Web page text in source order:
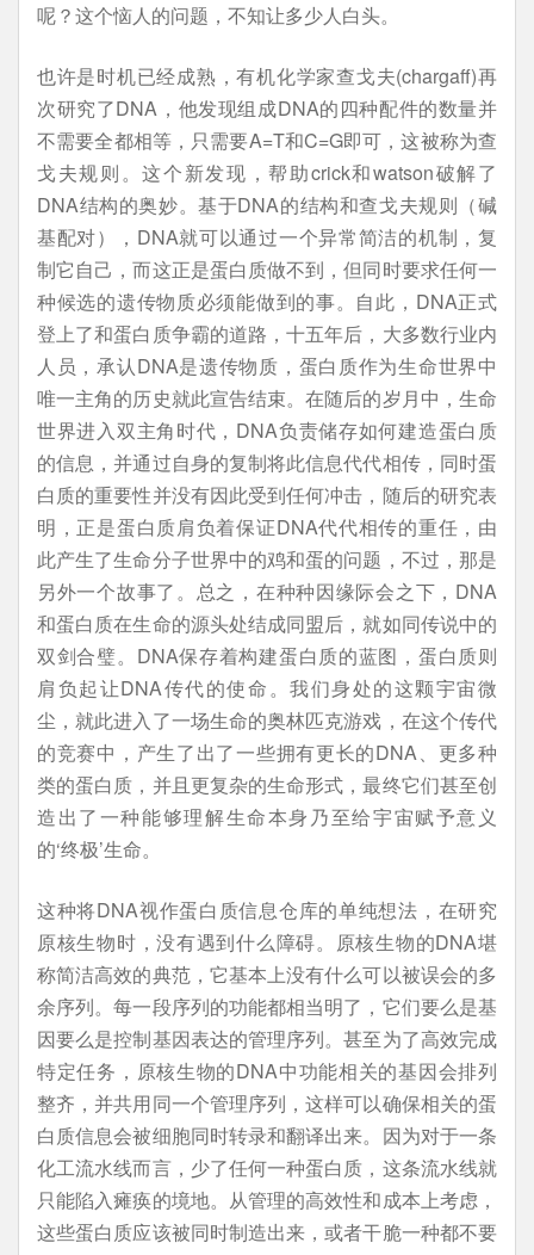
呢？这个恼人的问题，不知让多少人白头。
也许是时机已经成熟，有机化学家查戈夫(chargaff)再
次研究了DNA，他发现组成DNA的四种配件的数量并
不需要全都相等，只需要A=T和C=G即可，这被称为查
戈夫规则。这个新发现，帮助crick和watson破解了
DNA结构的奥妙。基于DNA的结构和查戈夫规则（碱
基配对），DNA就可以通过一个异常简洁的机制，复
制它自己，而这正是蛋白质做不到，但同时要求任何一
种候选的遗传物质必须能做到的事。自此，DNA正式
登上了和蛋白质争霸的道路，十五年后，大多数行业内
人员，承认DNA是遗传物质，蛋白质作为生命世界中
唯一主角的历史就此宣告结束。在随后的岁月中，生命
世界进入双主角时代，DNA负责储存如何建造蛋白质
的信息，并通过自身的复制将此信息代代相传，同时蛋
白质的重要性并没有因此受到任何冲击，随后的研究表
明，正是蛋白质肩负着保证DNA代代相传的重任，由
此产生了生命分子世界中的鸡和蛋的问题，不过，那是
另外一个故事了。总之，在种种因缘际会之下，DNA
和蛋白质在生命的源头处结成同盟后，就如同传说中的
双剑合璧。DNA保存着构建蛋白质的蓝图，蛋白质则
肩负起让DNA传代的使命。我们身处的这颗宇宙微
尘，就此进入了一场生命的奥林匹克游戏，在这个传代
的竞赛中，产生了出了一些拥有更长的DNA、更多种
类的蛋白质，并且更复杂的生命形式，最终它们甚至创
造出了一种能够理解生命本身乃至给宇宙赋予意义
的‘终极’生命。
这种将DNA视作蛋白质信息仓库的单纯想法，在研究
原核生物时，没有遇到什么障碍。原核生物的DNA堪
称简洁高效的典范，它基本上没有什么可以被误会的多
余序列。每一段序列的功能都相当明了，它们要么是基
因要么是控制基因表达的管理序列。甚至为了高效完成
特定任务，原核生物的DNA中功能相关的基因会排列
整齐，并共用同一个管理序列，这样可以确保相关的蛋
白质信息会被细胞同时转录和翻译出来。因为对于一条
化工流水线而言，少了任何一种蛋白质，这条流水线就
只能陷入瘫痪的境地。从管理的高效性和成本上考虑，
这些蛋白质应该被同时制造出来，或者干脆一种都不要